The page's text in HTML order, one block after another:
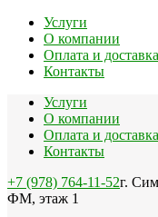
Услуги
О компании
Оплата и доставка
Контакты
Услуги
О компании
Оплата и доставка
Контакты
+7 (978) 764-11-52г.
ФМ, этаж 1